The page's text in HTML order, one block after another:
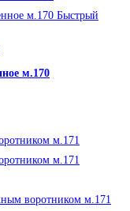
Быстрый
м.170